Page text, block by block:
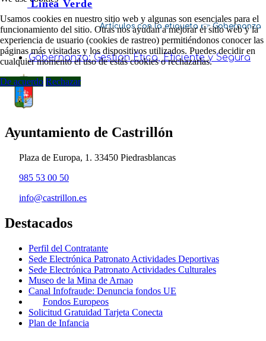
Línea Verde
Gobernanza
Gobernanza: Gestión Ética, Eficiente y Segura
Ayuntamiento de Castrillón
Plaza de Europa, 1. 33450 Piedrasblancas
985 53 00 50
info@castrillon.es
Destacados
Perfil del Contratante
Sede Electrónica Patronato Actividades Deportivas
Sede Electrónica Patronato Actividades Culturales
Museo de la Mina de Arnao
Canal Infofraude: Denuncia fondos UE
Fondos Europeos
Solicitud Gratuidad Tarjeta Conecta
Plan de Infancia
Usamos cookies en nuestro sitio web y algunas son esenciales para el
funcionamiento del sitio. Otras nos ayudan a mejorar el sitio web y la
experiencia de usuario (cookies de rastreo) permitiéndonos conocer las
páginas más visitadas y los dispositivos utilizados. Puedes decidir en
cualquier momento el uso de estás cookies o rechazarlas.
De acuerdo Rechazar